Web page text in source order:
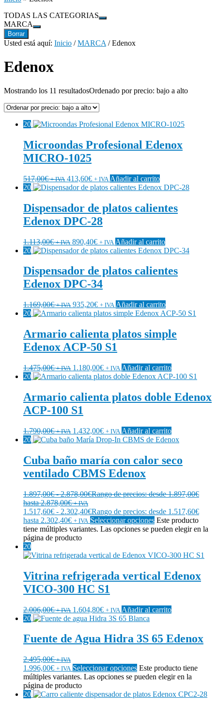
TODAS LAS CATEGORIAS
MARCA
Borrar
Usted está aquí: Inicio / MARCA /Edenox
Edenox
Mostrando los 11 resultadosOrdenado por precio: bajo a alto
20
Microondas Profesional Edenox
MICRO-1025
517,00€ + IVA 413,60€ + IVA Añadir al carrito
20
Dispensador de platos calientes
Edenox DPC-28
1.113,00€ + IVA 890,40€ + IVA Añadir al carrito
20
Dispensador de platos calientes
Edenox DPC-34
1.169,00€ + IVA 935,20€ + IVA Añadir al carrito
20
Armario calienta platos simple
Edenox ACP-50 S1
1.475,00€ + IVA 1.180,00€ + IVA Añadir al carrito
20
Armario calienta platos doble Edenox
ACP-100 S1
1.790,00€ + IVA 1.432,00€ + IVA Añadir al carrito
20
Cuba baño maría con calor seco
ventilado CBMS Edenox
1.897,00€ - 2.878,00€Rango de precios: desde 1.897,00€
hasta 2.878,00€ + IVA
1.517,60€ - 2.302,40€Rango de precios: desde 1.517,60€
hasta 2.302,40€ + IVA Seleccionar opciones Este producto
tiene múltiples variantes. Las opciones se pueden elegir en la
página de producto
20
Vitrina refrigerada vertical Edenox
VICO-300 HC S1
2.006,00€ + IVA 1.604,80€ + IVA Añadir al carrito
20
Fuente de Agua Hidra 3S 65 Edenox
2.495,00€ + IVA
1.996,00€ + IVA Seleccionar opciones Este producto tiene
múltiples variantes. Las opciones se pueden elegir en la
página de producto
20